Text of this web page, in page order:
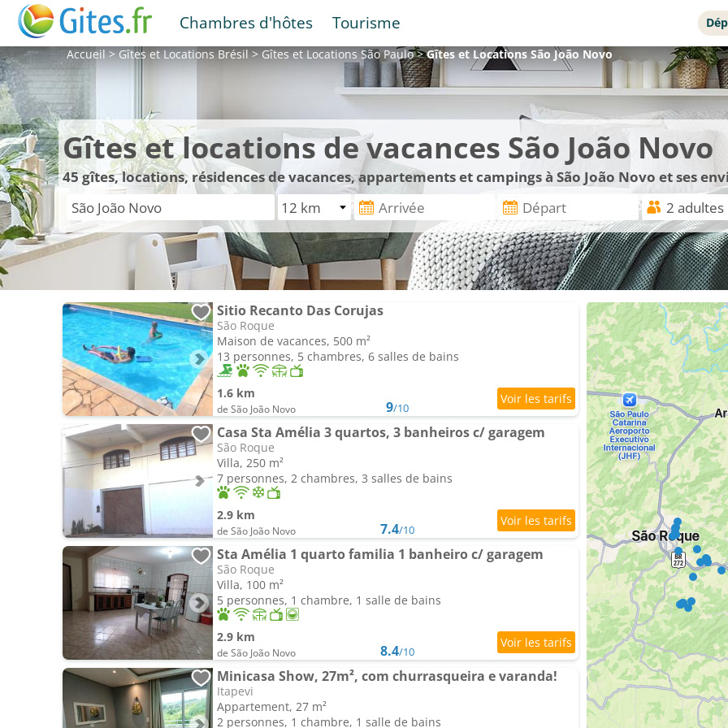
Chambres d'hôtes Tourisme
Accueil>Gîtes et LocationsBrésil>Gîtes et LocationsSão Paulo>Gîtes et LocationsSão João Novo
Gîtes et locations de vacances São João Novo
45gîtes, locations, résidences de vacances, appartements et campings à São João Novo et ses
Sitio Recanto Das Corujas
São Roque
Maison de vacances, 500 m²
13 personnes, 5 chambres, 6 salles de bains
1.6 km
de São João Novo 9/10
Casa Sta Amélia 3 quartos, 3 banheiros c/ garagem
São Roque
Villa, 250 m²
7 personnes, 2 chambres, 3 salles de bains
2.9 km
de São João Novo 7.4/10
Sta Amélia 1 quarto familia 1 banheiro c/ garagem
São Roque
Villa, 100 m²
5 personnes, 1 chambre, 1 salle de bains
2.9 km
de São João Novo 8.4/10
Minicasa Show, 27m², com churrasqueira e varanda!
Itapevi
Appartement, 27 m²
2 personnes, 1 chambre, 1 salle de bains